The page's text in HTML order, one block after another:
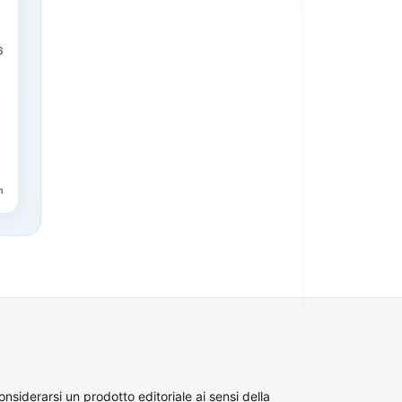
un prodotto editoriale ai sensi della